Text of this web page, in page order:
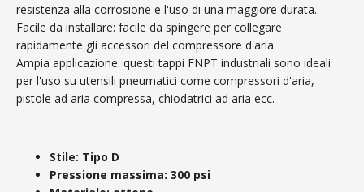
resistenza alla corrosione e l'uso di una maggiore durata.
Facile da installare: facile da spingere per collegare
rapidamente gli accessori del compressore d'aria.
Ampia applicazione: questi tappi FNPT industriali sono ideali
per l'uso su utensili pneumatici come compressori d'aria,
pistole ad aria compressa, chiodatrici ad aria ecc.
Stile: Tipo D
Pressione massima: 300 psi